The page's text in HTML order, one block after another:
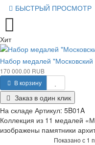
БЫСТРЫЙ ПРОСМОТР
Хит
Набор медалей
170 000.00 RUB
В корзину
Заказ в один клик
На складе Артикул: 5B01A
Коллекция из 11 медалей
изображены памятники
Показано с 1